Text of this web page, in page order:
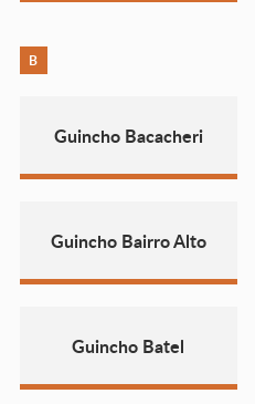
B
Guincho Bacacheri
Guincho Bairro Alto
Guincho Batel